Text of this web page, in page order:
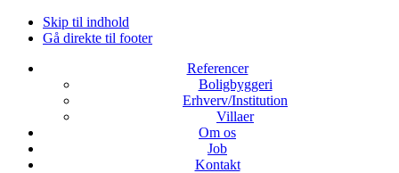
Skip til indhold
Gå direkte til footer
Referencer
Boligbyggeri
Erhverv/Institution
Villaer
Om os
Job
Kontakt